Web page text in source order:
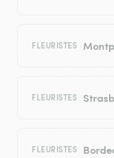
FLEURISTES
FLEURISTES
FLEURISTES